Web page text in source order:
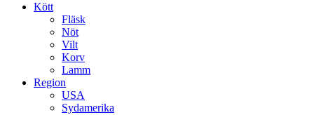
Kött
Fläsk
Nöt
Vilt
Korv
Lamm
Region
USA
Sydamerika